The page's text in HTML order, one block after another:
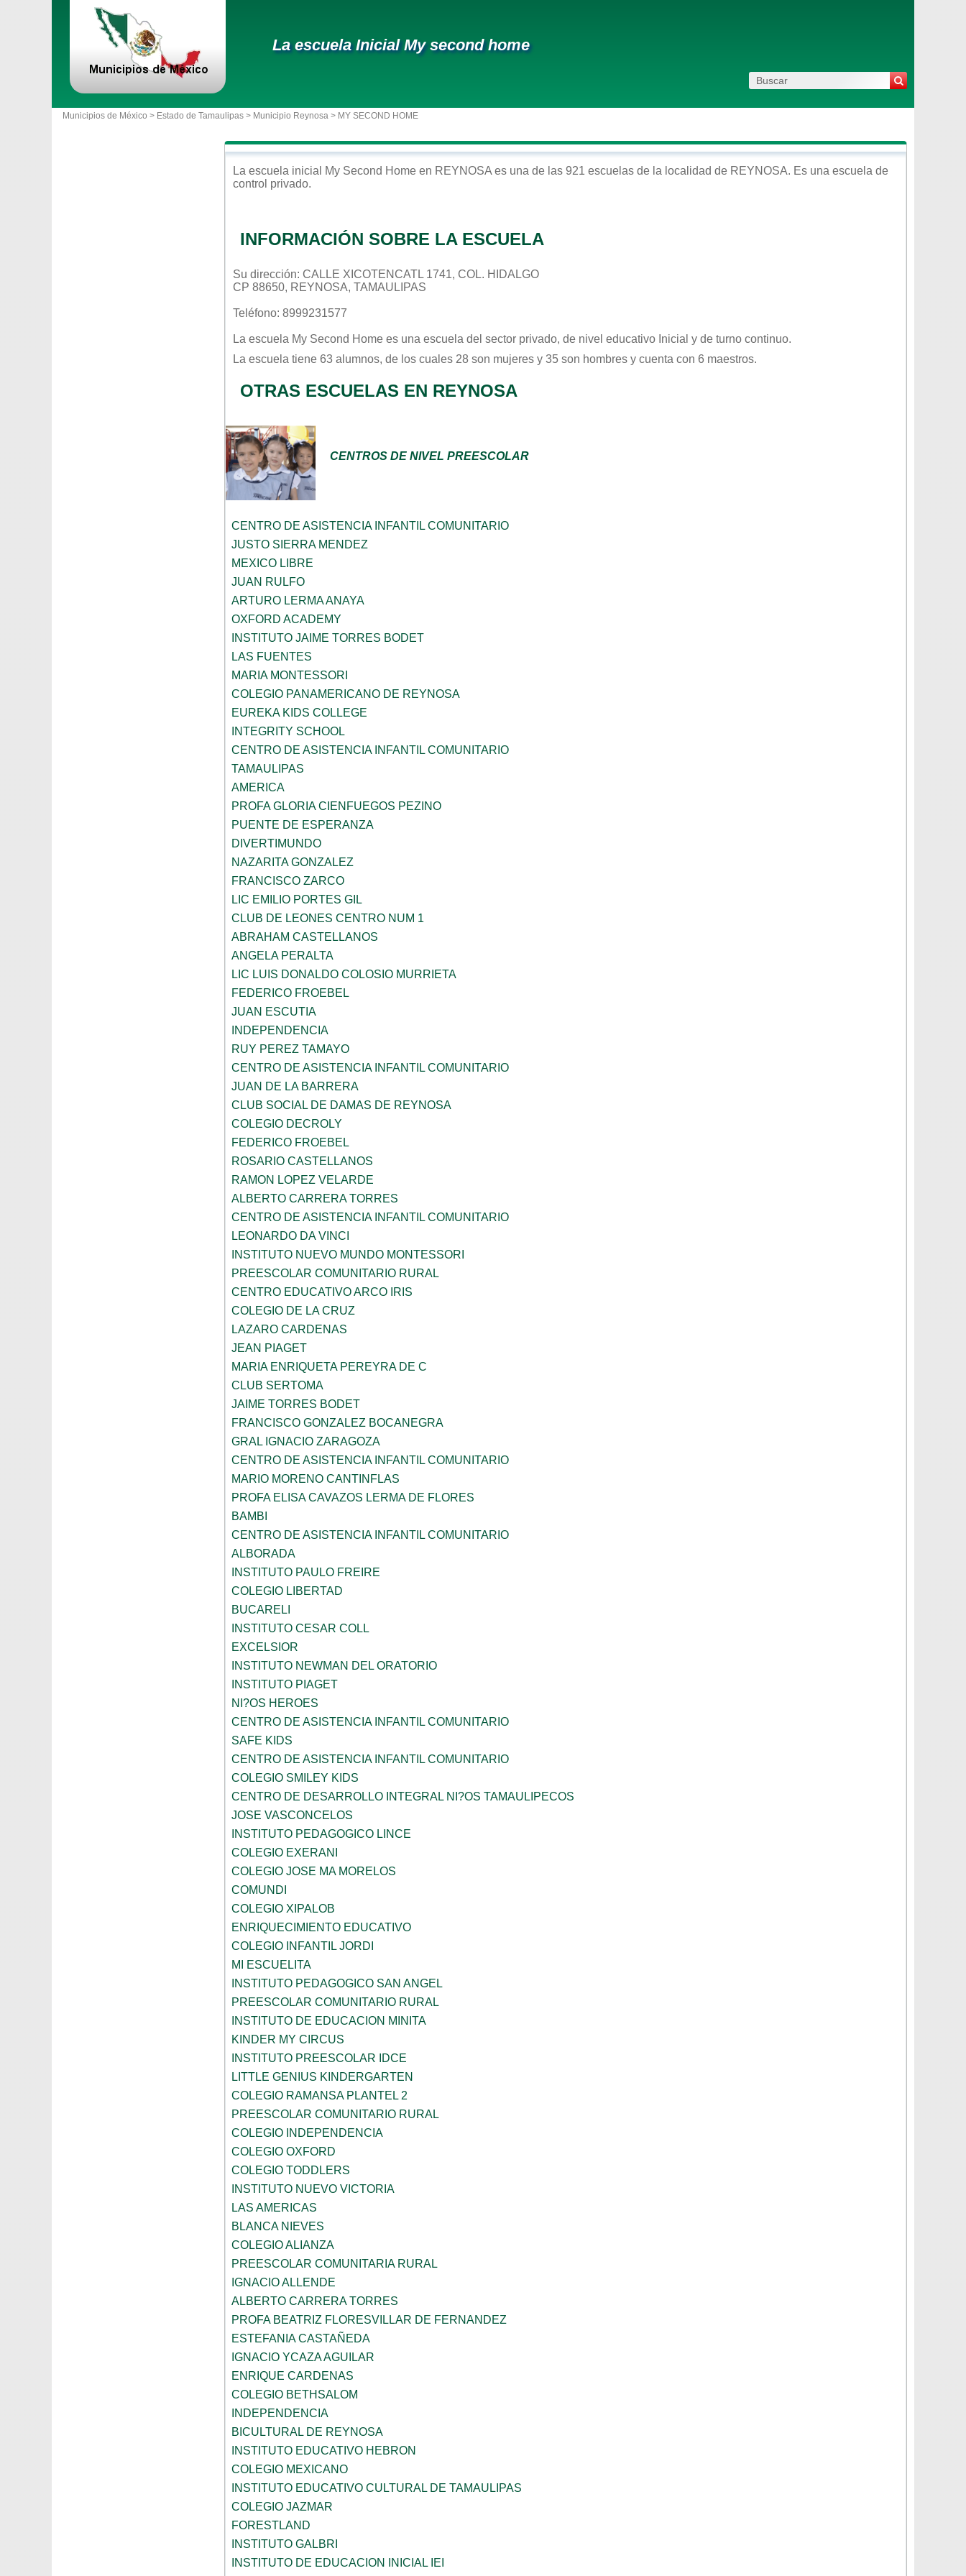
La escuela Inicial My second home
Municipios de México > Estado de Tamaulipas > Municipio Reynosa > MY SECOND HOME
La escuela inicial My Second Home en REYNOSA es una de las 921 escuelas de la localidad de REYNOSA. Es una escuela de
control privado.
INFORMACIÓN SOBRE LA ESCUELA
Su dirección: CALLE XICOTENCATL 1741, COL. HIDALGO
CP 88650, REYNOSA, TAMAULIPAS
Teléfono: 8999231577
La escuela My Second Home es una escuela del sector privado, de nivel educativo Inicial y de turno continuo.
La escuela tiene 63 alumnos, de los cuales 28 son mujeres y 35 son hombres y cuenta con 6 maestros.
OTRAS ESCUELAS EN REYNOSA
CENTROS DE NIVEL PREESCOLAR
CENTRO DE ASISTENCIA INFANTIL COMUNITARIO
JUSTO SIERRA MENDEZ
MEXICO LIBRE
JUAN RULFO
ARTURO LERMA ANAYA
OXFORD ACADEMY
INSTITUTO JAIME TORRES BODET
LAS FUENTES
MARIA MONTESSORI
COLEGIO PANAMERICANO DE REYNOSA
EUREKA KIDS COLLEGE
INTEGRITY SCHOOL
CENTRO DE ASISTENCIA INFANTIL COMUNITARIO
TAMAULIPAS
AMERICA
PROFA GLORIA CIENFUEGOS PEZINO
PUENTE DE ESPERANZA
DIVERTIMUNDO
NAZARITA GONZALEZ
FRANCISCO ZARCO
LIC EMILIO PORTES GIL
CLUB DE LEONES CENTRO NUM 1
ABRAHAM CASTELLANOS
ANGELA PERALTA
LIC LUIS DONALDO COLOSIO MURRIETA
FEDERICO FROEBEL
JUAN ESCUTIA
INDEPENDENCIA
RUY PEREZ TAMAYO
CENTRO DE ASISTENCIA INFANTIL COMUNITARIO
JUAN DE LA BARRERA
CLUB SOCIAL DE DAMAS DE REYNOSA
COLEGIO DECROLY
FEDERICO FROEBEL
ROSARIO CASTELLANOS
RAMON LOPEZ VELARDE
ALBERTO CARRERA TORRES
CENTRO DE ASISTENCIA INFANTIL COMUNITARIO
LEONARDO DA VINCI
INSTITUTO NUEVO MUNDO MONTESSORI
PREESCOLAR COMUNITARIO RURAL
CENTRO EDUCATIVO ARCO IRIS
COLEGIO DE LA CRUZ
LAZARO CARDENAS
JEAN PIAGET
MARIA ENRIQUETA PEREYRA DE C
CLUB SERTOMA
JAIME TORRES BODET
FRANCISCO GONZALEZ BOCANEGRA
GRAL IGNACIO ZARAGOZA
CENTRO DE ASISTENCIA INFANTIL COMUNITARIO
MARIO MORENO CANTINFLAS
PROFA ELISA CAVAZOS LERMA DE FLORES
BAMBI
CENTRO DE ASISTENCIA INFANTIL COMUNITARIO
ALBORADA
INSTITUTO PAULO FREIRE
COLEGIO LIBERTAD
BUCARELI
INSTITUTO CESAR COLL
EXCELSIOR
INSTITUTO NEWMAN DEL ORATORIO
INSTITUTO PIAGET
NI?OS HEROES
CENTRO DE ASISTENCIA INFANTIL COMUNITARIO
SAFE KIDS
CENTRO DE ASISTENCIA INFANTIL COMUNITARIO
COLEGIO SMILEY KIDS
CENTRO DE DESARROLLO INTEGRAL NI?OS TAMAULIPECOS
JOSE VASCONCELOS
INSTITUTO PEDAGOGICO LINCE
COLEGIO EXERANI
COLEGIO JOSE MA MORELOS
COMUNDI
COLEGIO XIPALOB
ENRIQUECIMIENTO EDUCATIVO
COLEGIO INFANTIL JORDI
MI ESCUELITA
INSTITUTO PEDAGOGICO SAN ANGEL
PREESCOLAR COMUNITARIO RURAL
INSTITUTO DE EDUCACION MINITA
KINDER MY CIRCUS
INSTITUTO PREESCOLAR IDCE
LITTLE GENIUS KINDERGARTEN
COLEGIO RAMANSA PLANTEL 2
PREESCOLAR COMUNITARIO RURAL
COLEGIO INDEPENDENCIA
COLEGIO OXFORD
COLEGIO TODDLERS
INSTITUTO NUEVO VICTORIA
LAS AMERICAS
BLANCA NIEVES
COLEGIO ALIANZA
PREESCOLAR COMUNITARIA RURAL
IGNACIO ALLENDE
ALBERTO CARRERA TORRES
PROFA BEATRIZ FLORESVILLAR DE FERNANDEZ
ESTEFANIA CASTAÑEDA
IGNACIO YCAZA AGUILAR
ENRIQUE CARDENAS
COLEGIO BETHSALOM
INDEPENDENCIA
BICULTURAL DE REYNOSA
INSTITUTO EDUCATIVO HEBRON
COLEGIO MEXICANO
INSTITUTO EDUCATIVO CULTURAL DE TAMAULIPAS
COLEGIO JAZMAR
FORESTLAND
INSTITUTO GALBRI
INSTITUTO DE EDUCACION INICIAL IEI